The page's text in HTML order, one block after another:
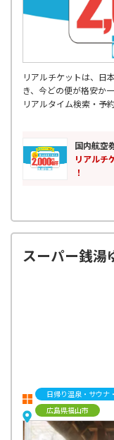
リアルチケットは、日
き、今どの便が格安か
リアルタイム検索・予
購入をしていただけま
空券もご購入可能です
さい。
国内航空
リアルチ
！
スーパー銭湯
日帰り温泉・サウナ
広島県福山市